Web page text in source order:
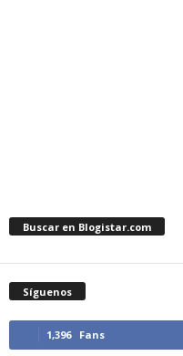
Buscar en Blogistar.com
Síguenos
1,396 Fans